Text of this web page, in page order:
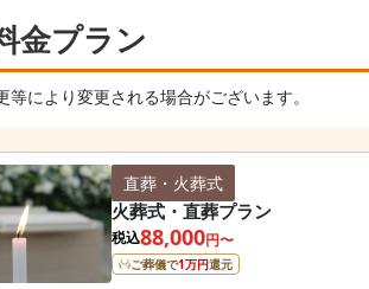
金プラン
により変更される場合がございます。
直葬・火葬式
火葬式・直葬プラン
税込88,000円〜
ご葬儀で1万円還元